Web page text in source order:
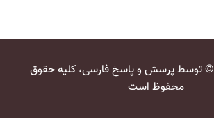
کپی رایت 2026© توسط پرسش و پاسخ فارسی، کلیه حقوق
محفوظ است